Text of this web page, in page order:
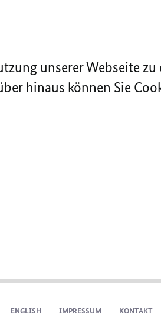
unserer Webseite
hinaus können Sie
ENGLISH IMPRESSUM KONTAKT